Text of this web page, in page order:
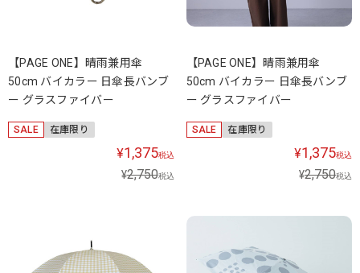
【PAGE ONE】晴雨兼用傘
50cm バイカラー 日傘長バンブ
ー グラスファイバー
SALE 在庫限り
¥1,375税込
¥2,750税込
【PAGE ONE】晴雨兼用傘
50cm バイカラー 日傘長バンブ
ー グラスファイバー
SALE 在庫限り
¥1,375税込
¥2,750税込